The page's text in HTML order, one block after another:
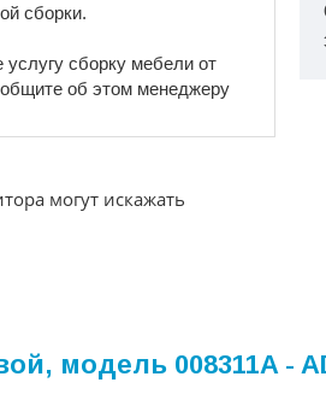
сборки.
услугу сборку мебели от
об этом менеджеру
могут искажать
модель 008311A -